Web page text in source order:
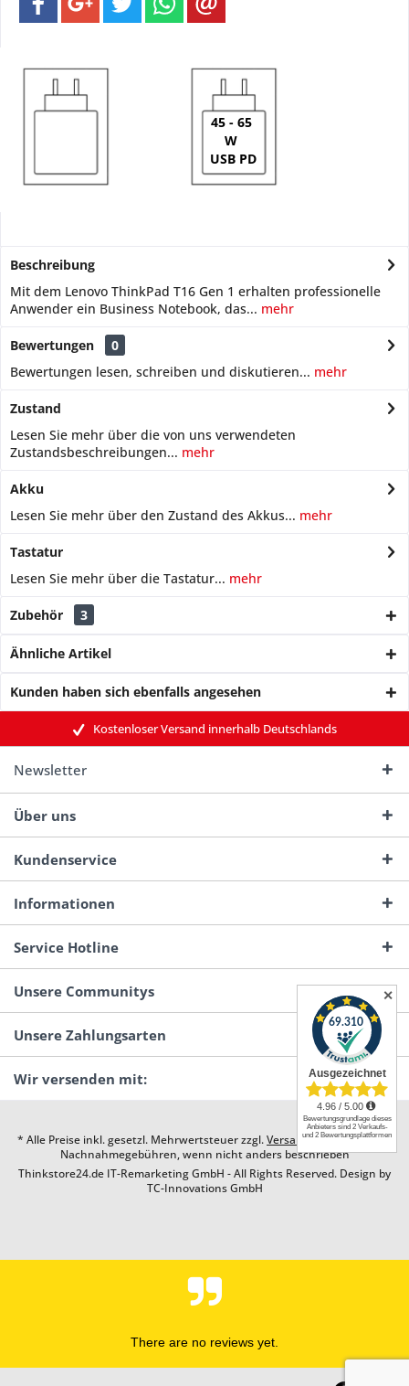
45 - 65
W
USB PD
Beschreibung
Mit dem Lenovo ThinkPad T16 Gen 1 erhalten professionelle
Anwender ein Business Notebook, das... mehr
Bewertungen
0
Bewertungen lesen, schreiben und diskutieren... mehr
Zustand
Lesen Sie mehr über die von uns verwendeten
Zustandsbeschreibungen... mehr
Akku
Lesen Sie mehr über den Zustand des Akkus... mehr
Tastatur
Lesen Sie mehr über die Tastatur... mehr
Zubehör 3
Ähnliche Artikel
Kunden haben sich ebenfalls angesehen
Kostenloser Versand innerhalb Deutschlands
Newsletter
Über uns
Kundenservice
Informationen
Service Hotline
Unsere Communitys
Unsere Zahlungsarten
Wir versenden mit:
* Alle Preise inkl. gesetzl. Mehrwertsteuer zzgl.Versandkostenund ggf.
Nachnahmegebühren, wenn nicht anders beschrieben
Thinkstore24.de IT-Remarketing GmbH - All Rights Reserved. Design by
TC-Innovations GmbH
There are no reviews yet.
✕